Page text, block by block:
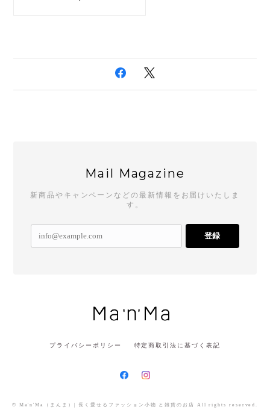
Mail Magazine
新商品やキャンペーンなどの最新情報をお届けいたしま
す。
登録
プライバシーポリシー 特定商取引法に基づく表記
© Ma'n'Ma（まんま）| 長く愛せるファッション小物 と雑貨のお店 All rights reserved.